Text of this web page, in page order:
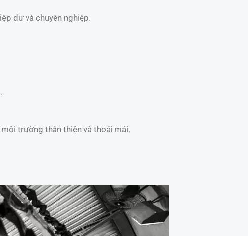
dư và chuyên nghiệp.
trường thân thiện và thoải mái.